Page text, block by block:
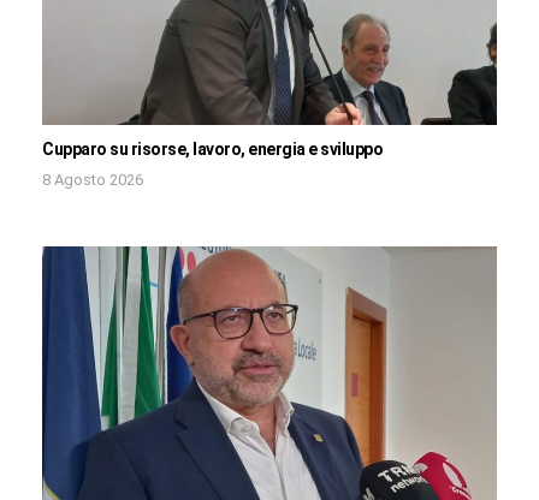
Cupparo su risorse, lavoro, energia e sviluppo
8 Agosto 2026